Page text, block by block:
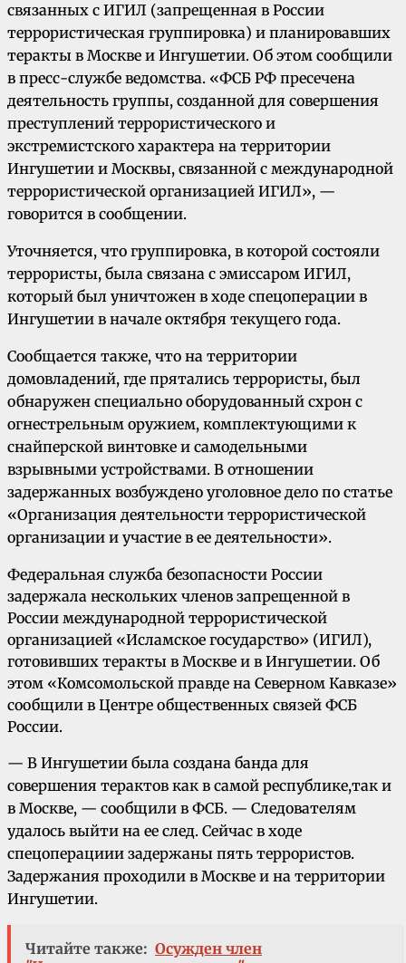
связанных с ИГИЛ (запрещенная в России
террористическая группировка) и планировавших
теракты в Москве и Ингушетии. Об этом сообщили
в пресс-службе ведомства. «ФСБ РФ пресечена
деятельность группы, созданной для совершения
преступлений террористического и
экстремистского характера на территории
Ингушетии и Москвы, связанной с международной
террористической организацией ИГИЛ», —
говорится в сообщении.
Уточняется, что группировка, в которой состояли
террористы, была связана с эмиссаром ИГИЛ,
который был уничтожен в ходе спецоперации в
Ингушетии в начале октября текущего года.
Сообщается также, что на территории
домовладений, где прятались террористы, был
обнаружен специально оборудованный схрон с
огнестрельным оружием, комплектующими к
снайперской винтовке и самодельными
взрывными устройствами. В отношении
задержанных возбуждено уголовное дело по статье
«Организация деятельности террористической
организации и участие в ее деятельности».
Федеральная служба безопасности России
задержала нескольких членов запрещенной в
России международной террористической
организацией «Исламское государство» (ИГИЛ),
готовивших теракты в Москве и в Ингушетии. Об
этом «Комсомольской правде на Северном Кавказе»
сообщили в Центре общественных связей ФСБ
России.
— В Ингушетии была создана банда для
совершения терактов как в самой республике,так и
в Москве, — сообщили в ФСБ. — Следователям
удалось выйти на ее след. Сейчас в ходе
спецоперациии задержаны пять террористов.
Задержания проходили в Москве и на территории
Ингушетии.
Читайте также: Осужден член